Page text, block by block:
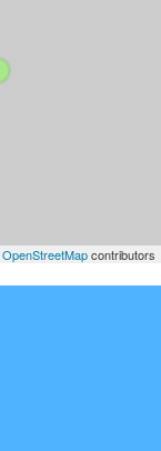
OpenStreetMapcontributors